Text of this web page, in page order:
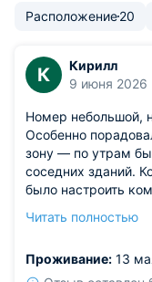
Расположение20
К
Кирилл
9 июня 2026
Номер небольшой,
Особенно
зону — по утрам
соседних зданий.
было настроить
зонтиками —
и гелей.
Читать полностью
Проживание: 13